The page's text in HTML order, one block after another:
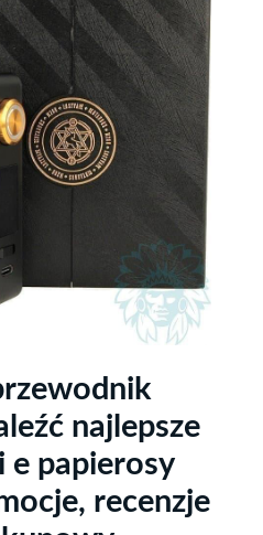
najlepsze
e papierosy
recenzje